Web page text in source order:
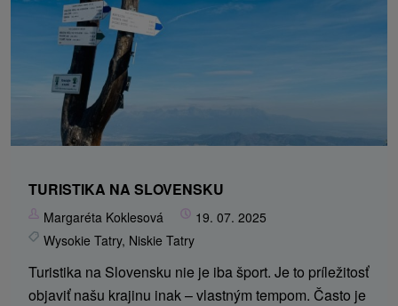
TURISTIKA NA SLOVENSKU
Margaréta Koklesová
19. 07. 2025
Wysokie Tatry, Niskie Tatry
Turistika na Slovensku nie je iba šport. Je to príležitosť
objaviť našu krajinu inak – vlastným tempom. Často je